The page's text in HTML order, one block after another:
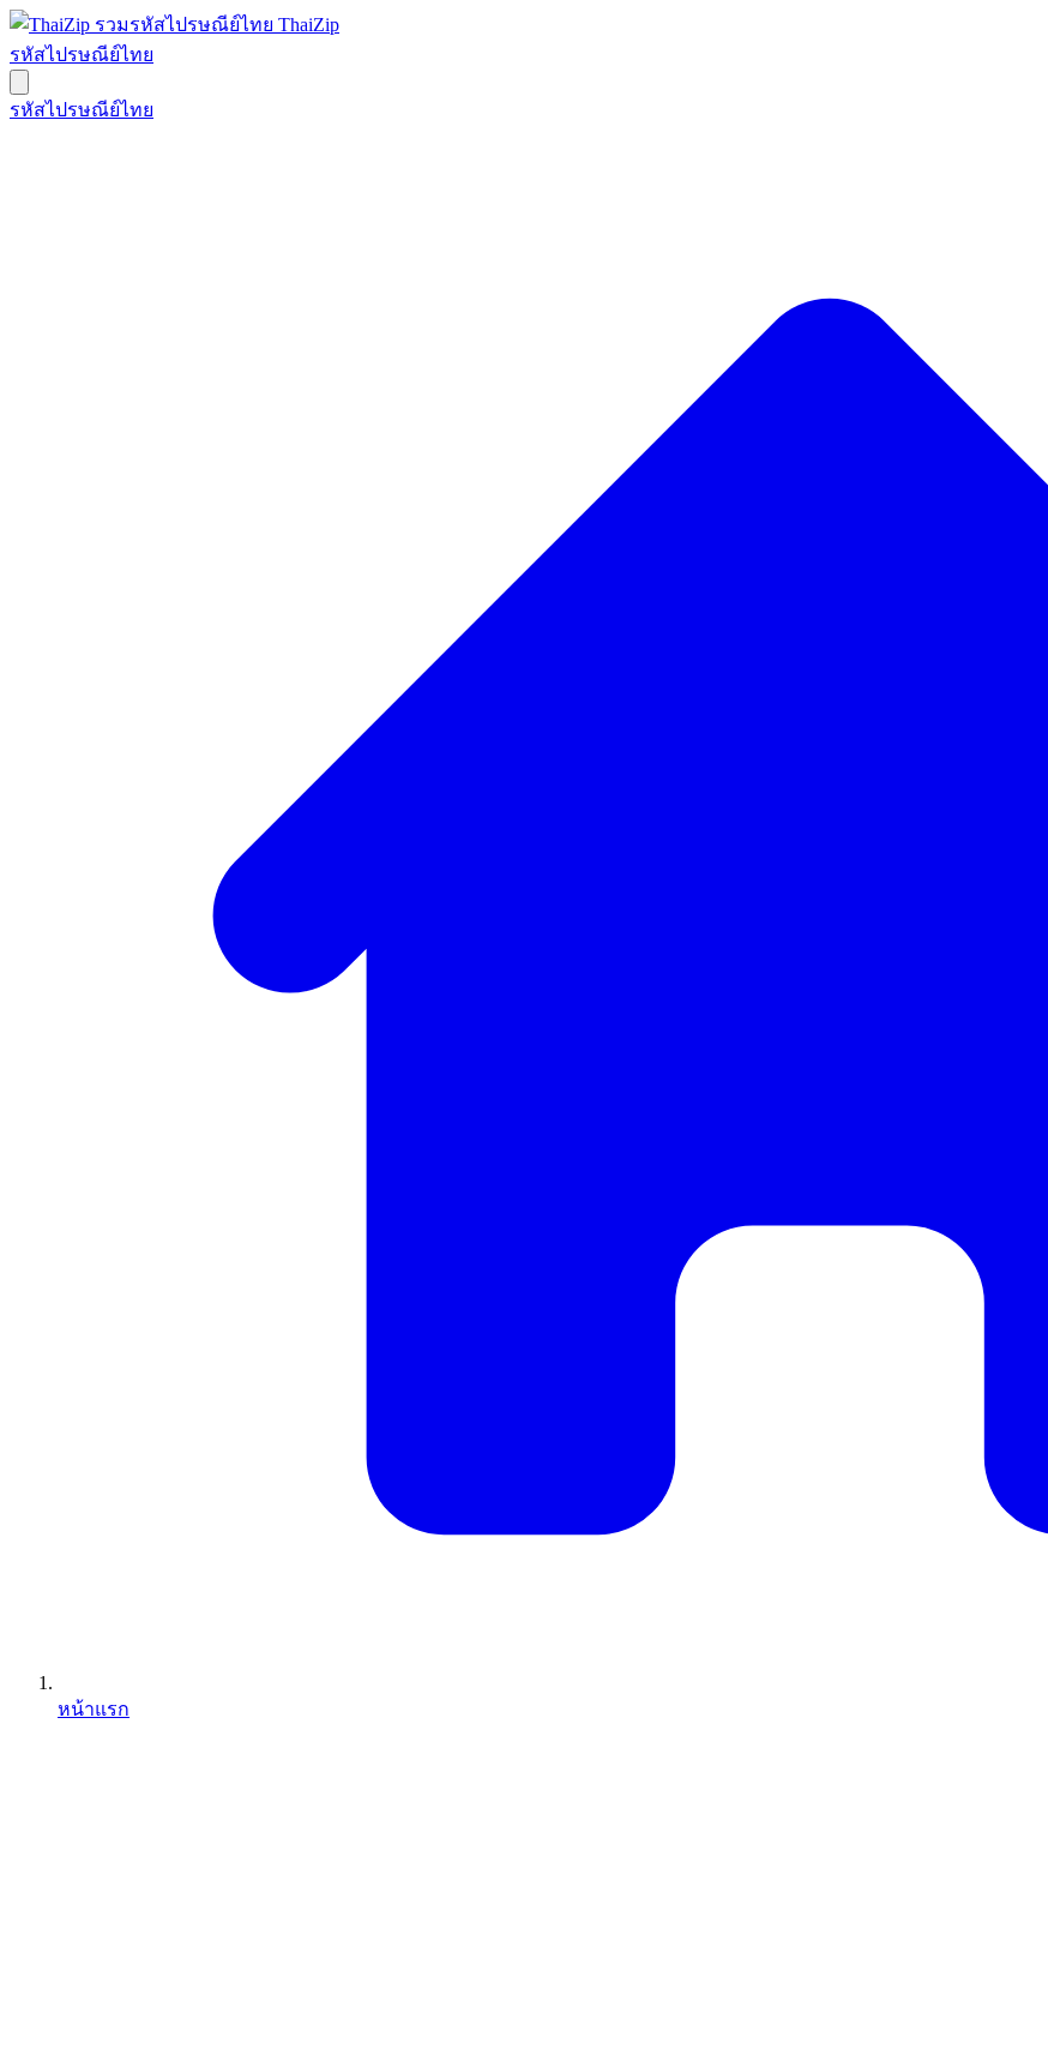
ThaiZip
รหัสไปรษณีย์ไทย
รหัสไปรษณีย์ไทย
หน้าแรก